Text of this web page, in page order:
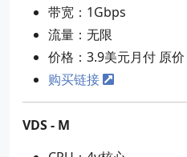
带宽：1Gbps
流量：无限
价格：3.9美元月付 原价
购买链接
VDS - M